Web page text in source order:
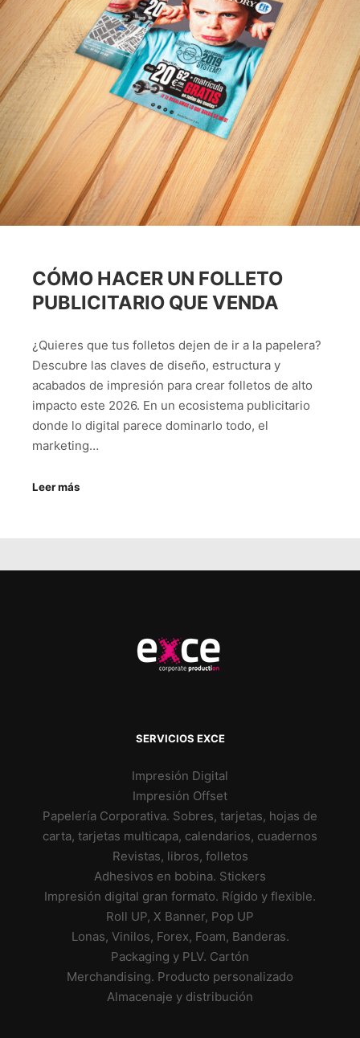
CÓMO HACER UN FOLLETO
PUBLICITARIO QUE VENDA
¿Quieres que tus folletos dejen de ir a la papelera?
Descubre las claves de diseño, estructura y
acabados de impresión para crear folletos de alto
impacto este 2026. En un ecosistema publicitario
donde lo digital parece dominarlo todo, el
marketing…
Leer más
SERVICIOS EXCE
Impresión Digital
Impresión Offset
Papelería Corporativa. Sobres, tarjetas, hojas de
carta, tarjetas multicapa, calendarios, cuadernos
Revistas, libros, folletos
Adhesivos en bobina. Stickers
Impresión digital gran formato. Rígido y flexible.
Roll UP, X Banner, Pop UP
Lonas, Vinilos, Forex, Foam, Banderas.
Packaging y PLV. Cartón
Merchandising. Producto personalizado
Almacenaje y distribución